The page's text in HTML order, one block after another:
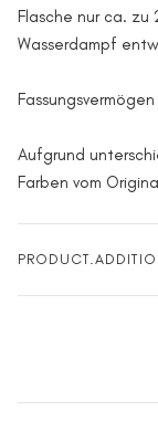
Flasche nur ca.
Wasserdampf
Aufgrund
Farben vom